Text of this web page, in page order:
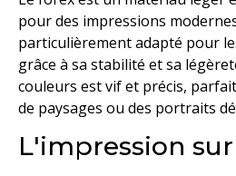
pour des impressions
particulièrement adapté pour
grâce à sa stabilité et sa
couleurs est vif et précis,
de paysages ou des portraits
L'impression